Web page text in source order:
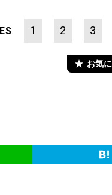
1 2 3
お気